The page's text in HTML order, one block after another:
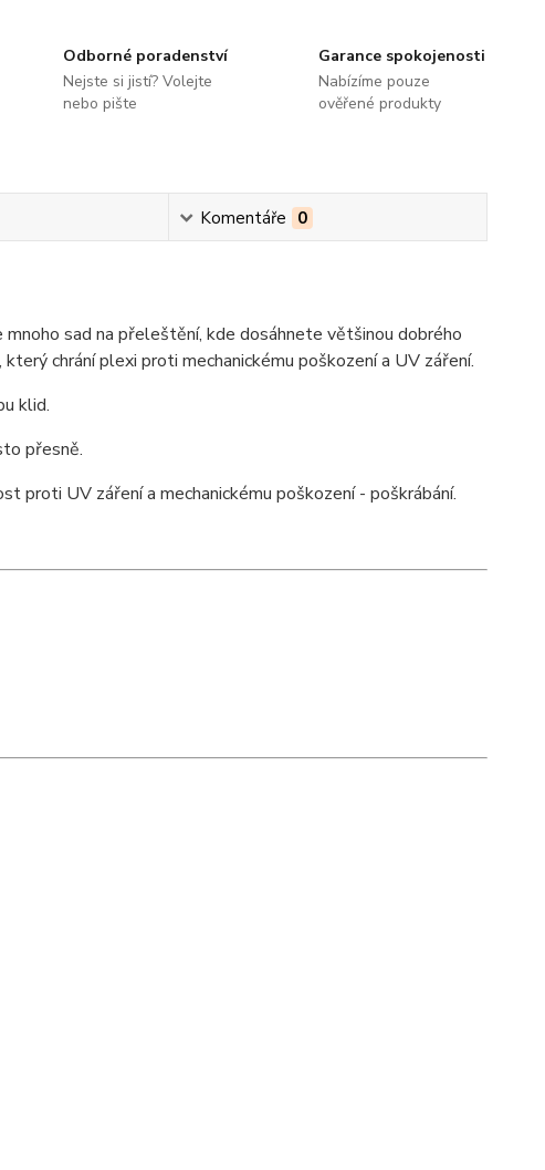
Odborné poradenství
Nejste si jistí? Volejte
nebo pište
Garance spokojenosti
Nabízíme pouze
ověřené produkty
Komentáře 0
sad na přeleštění, kde dosáhnete většinou dobrého
chrání plexi proti mechanickému poškození a UV záření.
klid.
přesně.
proti UV záření a mechanickému poškození - poškrábání.